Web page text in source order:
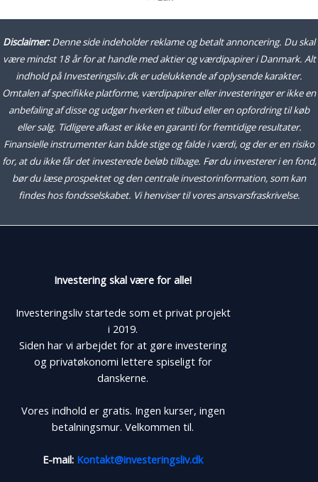
Disclaimer:Denne side indeholder reklame og betalt annoncering. Du skal
være mindst 18 år for at handle med aktier og værdipapirer i Danmark. Alt
indhold på Investeringsliv.dk er udelukkende af oplysende karakter.
Omtalen af specifikke platforme, værdipapirer eller investeringer er ikke en
anbefaling af disse og udgør hverken et tilbud eller en opfordring til køb
eller salg. Tidligere afkast er ikke en garanti for fremtidige resultater.
Finansielle instrumenter kan både stige og falde i værdi, og der er en risiko
for, at du ikke får det investerede beløb tilbage. Før du investerer i en fond,
bør du læse prospektet og den centrale investorinformation, som kan
findes hos fondsselskabet. Vi henviser til vores ansvarsfraskrivelse.
Investering skal være for alle!
Investeringsliv startede som et privat projekt
i 2019.
Siden har vi arbejdet for at gøre investering
og privatøkonomi lettere spiseligt for
danskerne.
Vores indhold er gratis. Ingen kurser, ingen
betalningsmur. Velkommen til.
E-mail: Kontakt@investeringsliv.dk